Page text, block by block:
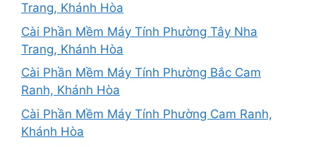
Trang, Khánh Hòa
Cài Phần Mềm Máy Tính Phường Tây Nha
Trang, Khánh Hòa
Cài Phần Mềm Máy Tính Phường Bắc Cam
Ranh, Khánh Hòa
Cài Phần Mềm Máy Tính Phường Cam Ranh,
Khánh Hòa